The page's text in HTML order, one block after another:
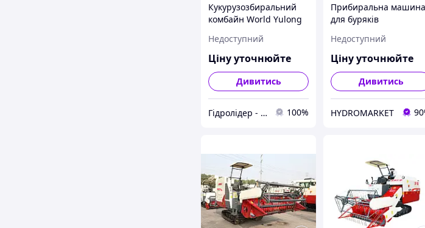
Кукурузозбиральний
комбайн World Yulong
Недоступний
Ціну уточнюйте
Дивитись
Гідролідер - агротехніка, промислове та будівельне обладнання 100%
Прибиральна машина
для буряків
Недоступний
Ціну уточнюйте
Дивитись
HYDROMARKET